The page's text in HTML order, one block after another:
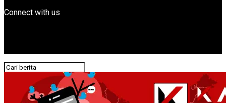
Connect with us